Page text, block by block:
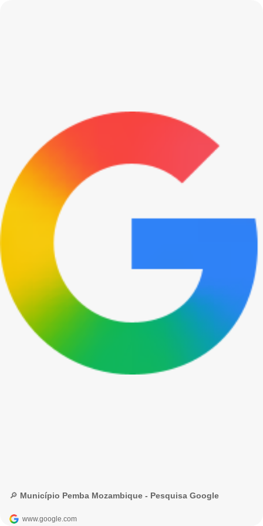
🔎 Município Pemba Mozambique - Pesquisa Google
www.google.com